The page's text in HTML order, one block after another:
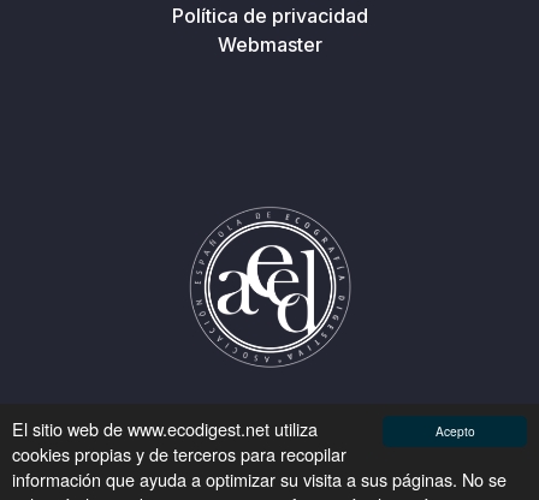
Acepto
El sitio web de www.ecodigest.net utiliza
cookies propias y de terceros para recopilar
información que ayuda a optimizar su visita a sus páginas. No se
Política de privacidad
Webmaster